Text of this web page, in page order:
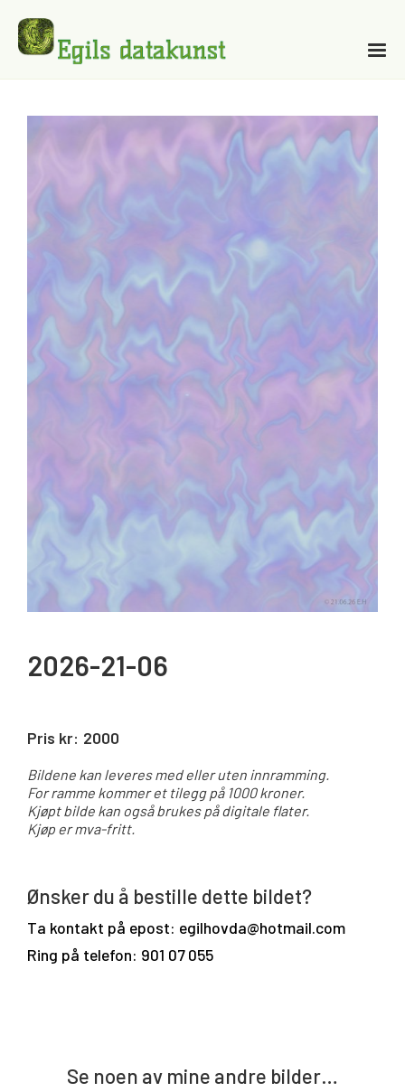
2026-21-06
Pris kr: 2000
Bildene kan leveres med eller uten innramming.
For ramme kommer et tilegg på 1000 kroner.
Kjøpt bilde kan også brukes på digitale flater.
Kjøp er mva-fritt.
Ønsker du å bestille dette bildet?
Ta kontakt på epost: egilhovda@hotmail.com
Ring på telefon: 901 07 055
Se noen av mine andre bilder…